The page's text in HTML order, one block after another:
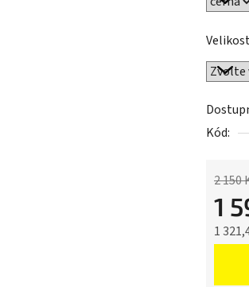
Kód:
2 150
1
1